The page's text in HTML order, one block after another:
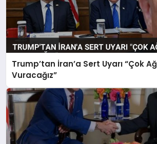
Trump’tan İran’a Sert Uyarı “Çok
Vuracağız”